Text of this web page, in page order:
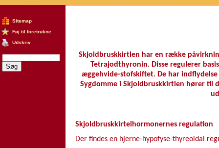
Sitemap
Føj til foretrukne
Udskriv
Skjoldbruskkirtlen har en række
Tetrajodthyronin. Disse regulerer
æggehvide-stofskiftet. De har
Sygdomme i Skjoldbruskkirtlen hører til
Skjoldbruskkirtelhormonernes regulation
Der findes en hjerne-hypofyse-thyreoidal